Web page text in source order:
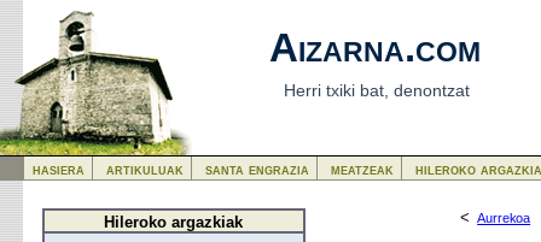
Aizarna.com
Herri txiki bat, denontzat
<Aurrekoa
Hileroko argazkiak
hasiera artikuluak santa engrazia meatzeak hileroko